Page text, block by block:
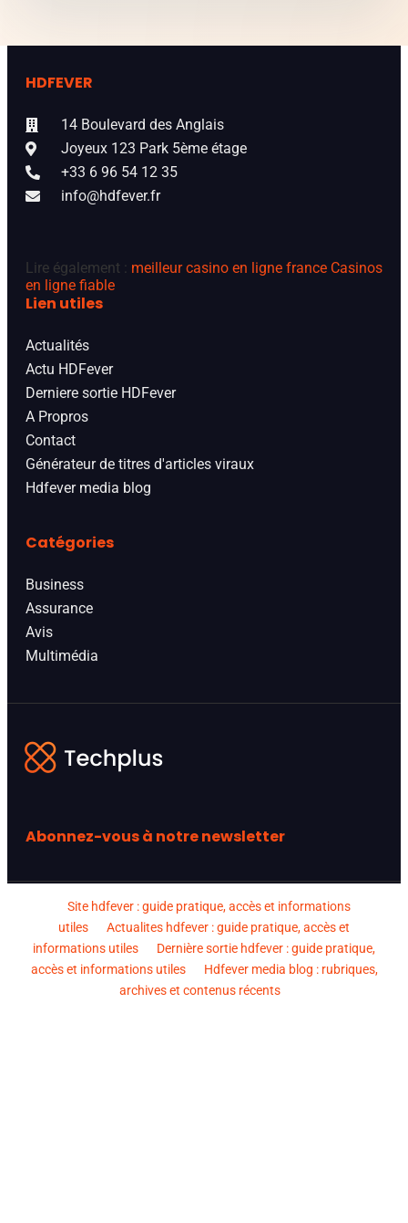
HDFEVER
14 Boulevard des Anglais
Joyeux 123 Park 5ème étage
+33 6 96 54 12 35
info@hdfever.fr
Lire également : meilleur casino en ligne france Casinos
en ligne fiable
Lien utiles
Actualités
Actu HDFever
Derniere sortie HDFever
A Propros
Contact
Générateur de titres d'articles viraux
Hdfever media blog
Catégories
Business
Assurance
Avis
Multimédia
Abonnez-vous à notre newsletter
Site hdfever : guide pratique, accès et informations
utiles
Actualites hdfever : guide pratique, accès et
informations utiles
Dernière sortie hdfever : guide pratique,
accès et informations utiles
Hdfever media blog : rubriques,
archives et contenus récents